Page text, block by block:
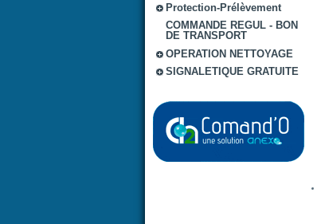
Protection-Prélèvement
COMMANDE REGUL - BON
DE TRANSPORT
OPERATION NETTOYAGE
SIGNALETIQUE GRATUITE